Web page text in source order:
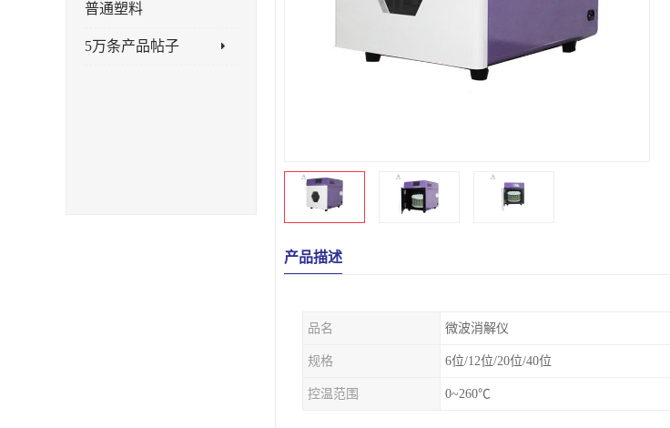
普通塑料
5万条产品帖子
产品描述
品名 微波消解仪
规格 6位/12位/20位/40位
控温范围 0~260℃